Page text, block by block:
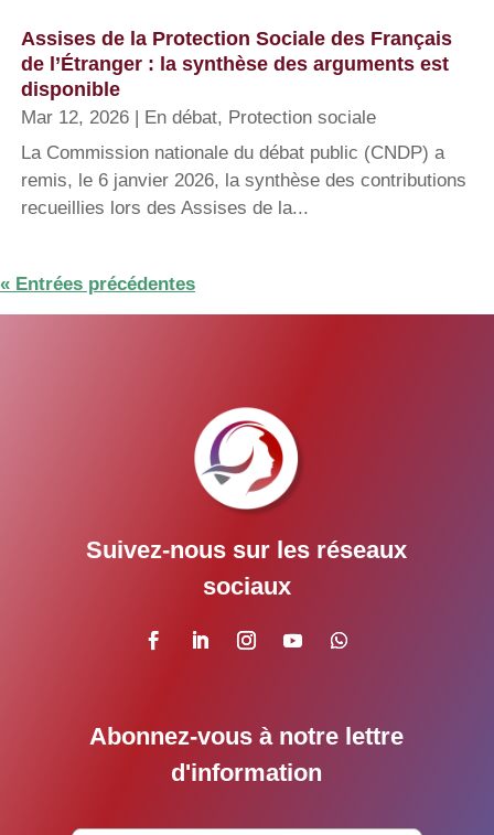
Assises de la Protection Sociale des Français
de l’Étranger : la synthèse des arguments est
disponible
Mar 12, 2026 En débat, Protection sociale
La Commission nationale du débat public (CNDP) a
remis, le 6 janvier 2026, la synthèse des contributions
recueillies lors des Assises de la...
« Entrées précédentes
Suivez-nous sur les réseaux
sociaux
Abonnez-vous à notre lettre
d'information